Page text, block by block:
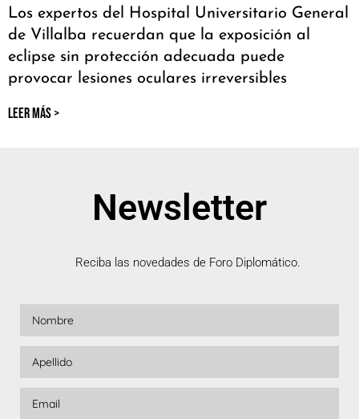
Los expertos del Hospital Universitario General
de Villalba recuerdan que la exposición al
eclipse sin protección adecuada puede
provocar lesiones oculares irreversibles
LEER MÁS >
Newsletter
Reciba las novedades de Foro Diplomático.